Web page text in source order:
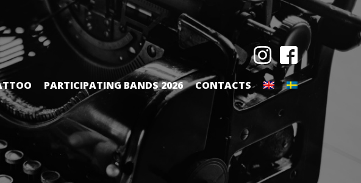
PARTICIPATING BANDS 2026 CONTACTS